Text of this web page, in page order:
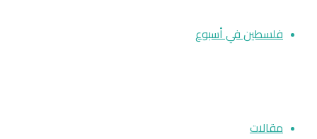
فلسطين في أسبوع
مقالات